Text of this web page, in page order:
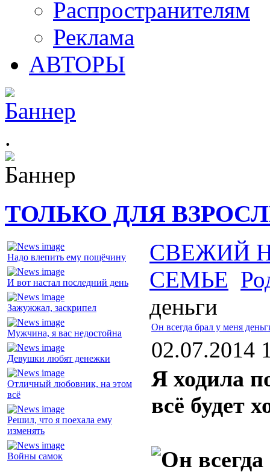
Распространителям
Реклама
АВТОРЫ
.
ТОЛЬКО ДЛЯ
Надо влепить ему пощёчину
И вот настал последний день
Зажужжал, заскрипел
Мужчина, я вас недостойна
Девушки любят денежки
Отличный любовник, на этом
всё
Решил, что я поехала ему
изменять
Войны самок
СВЕЖИЙ
СЕМЬЕ
деньги
Он всегда брал у меня
02.07.2014
Я ходила
всё будет